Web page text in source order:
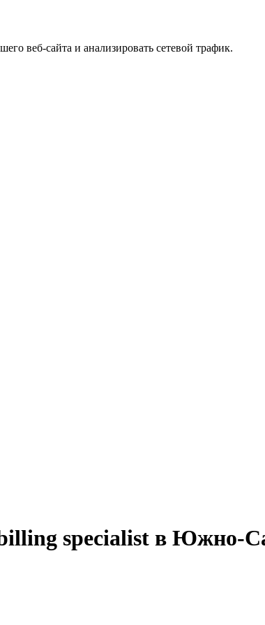
веб-сайта и анализировать сетевой трафик.
specialist в Южно-